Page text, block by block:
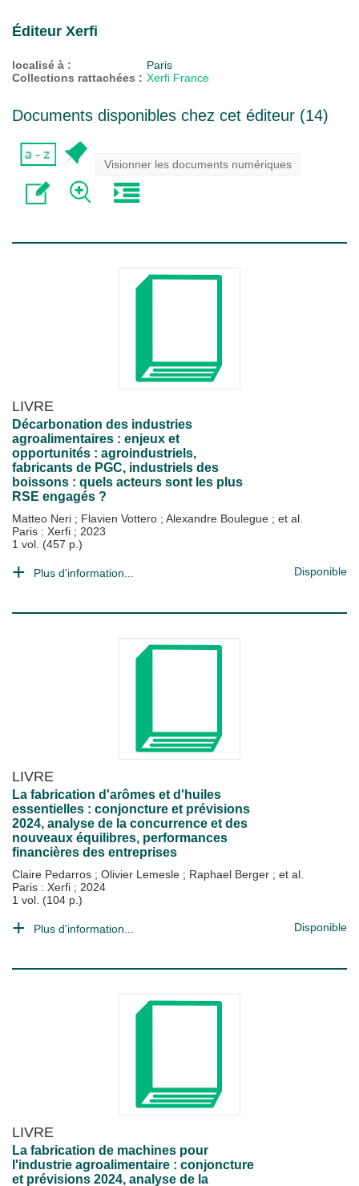
Éditeur Xerfi
localisé à :
Paris
Collections rattachées : Xerfi France
Documents disponibles chez cet éditeur (14)
Visionner les documents numériques
LIVRE
Décarbonation des industries
agroalimentaires : enjeux et
opportunités : agroindustriels,
fabricants de PGC, industriels des
boissons : quels acteurs sont les plus
RSE engagés ?
Matteo Neri ; Flavien Vottero ; Alexandre Boulegue ; et al.
Paris : Xerfi ; 2023
1 vol. (457 p.)
Plus d'information... Disponible
LIVRE
La fabrication d'arômes et d'huiles
essentielles : conjoncture et prévisions
2024, analyse de la concurrence et des
nouveaux équilibres, performances
financières des entreprises
Claire Pedarros ; Olivier Lemesle ; Raphael Berger ; et al.
Paris : Xerfi ; 2024
1 vol. (104 p.)
Plus d'information... Disponible
LIVRE
La fabrication de machines pour
l'industrie agroalimentaire : conjoncture
et prévisions 2024, analyse de la